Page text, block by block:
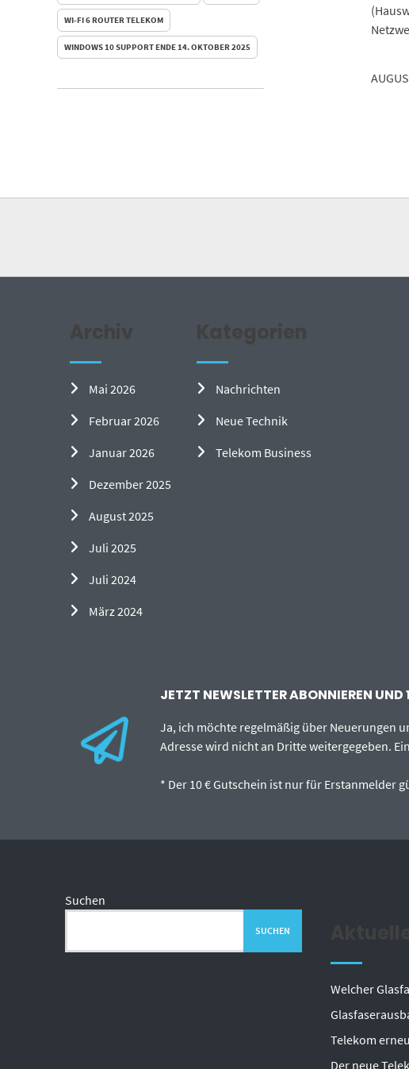
WI-FI 6 ROUTER TELEKOM
WINDOWS 10 SUPPORT ENDE 14. OKTOBER 2025
Archiv
Mai 2026
Februar 2026
Januar 2026
Dezember 2025
August 2025
Juli 2025
Juli 2024
März 2024
Kategorien
Nachrichten
Neue Technik
Telekom Business
JETZT NEWSLETTER ABONNIEREN
Ja, ich möchte regelmäßig über Neuerungen
Adresse wird nicht an Dritte weitergegeben.
* Der 10 € Gutschein ist nur für Erstanmelder
Suchen
SUCHEN
Welcher
Telekom
Der neue